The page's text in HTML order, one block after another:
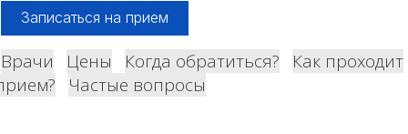
Записаться на прием
Врачи Цены Когда обратиться?
Как проходит
Частые вопросы